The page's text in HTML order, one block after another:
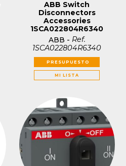
ABB Switch
Disconnectors
Accessories
1SCA022804R6340
ABB - Ref.
1SCA022804R6340
PRESUPUESTO
MI LISTA